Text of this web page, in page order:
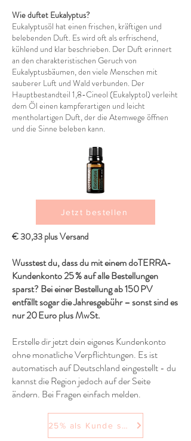
Wie duftet Eukalyptus?
Eukalyptusöl hat einen frischen, kräftigen und
belebenden Duft. Es wird oft als erfrischend,
kühlend und klar beschrieben. Der Duft erinnert
an den charakteristischen Geruch von
Eukalyptusbäumen, den viele Menschen mit
sauberer Luft und Wald verbunden. Der
Hauptbestandteil 1,8-Cineol (Eukalyptol) verleiht
dem Öl einen kampferartigen und leicht
mentholartigen Duft, der die Atemwege öffnen
und die Sinne beleben kann.
Jetzt bestellen
€ 30,33 plus Versand
Wusstest du, dass du mit einem doTERRA-
Kundenkonto 25 % auf alle Bestellungen
sparst? Bei einer Bestellung ab 150 PV
entfällt sogar die Jahresgebühr – sonst sind es
nur 20 Euro plus MwSt.
Erstelle dir jetzt dein eigenes Kundenkonto
ohne monatliche Verpflichtungen. Es ist
automatisch auf Deutschland eingestellt - du
kannst die Region jedoch auf der Seite
ändern. Bei Fragen einfach melden.
25% als Kunde sparen